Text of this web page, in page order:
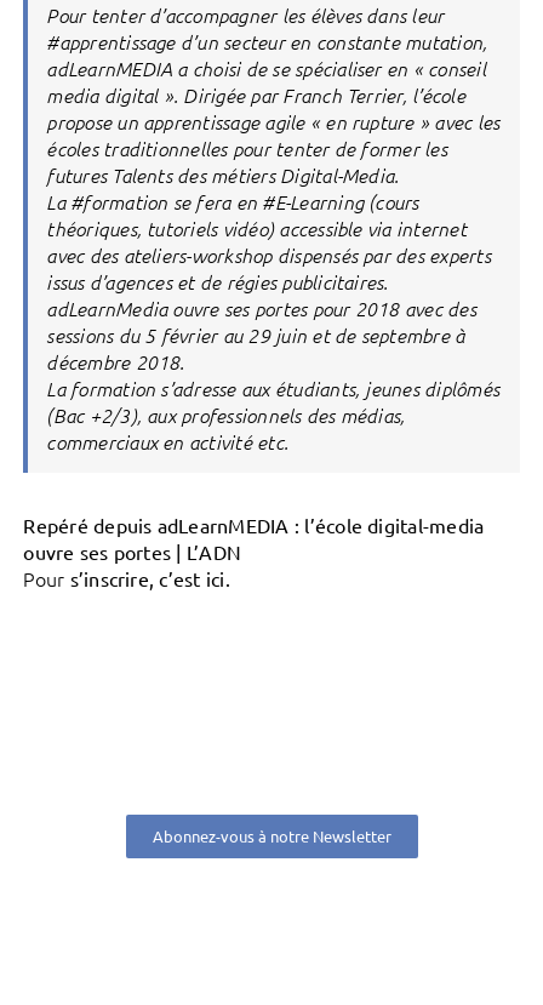
Pour tenter d’accompagner les élèves dans leur
#apprentissage d’un secteur en constante mutation,
adLearnMEDIA a choisi de se spécialiser en « conseil
media digital ». Dirigée par Franch Terrier, l’école
propose un apprentissage agile « en rupture » avec les
écoles traditionnelles pour tenter de former les
futures Talents des métiers Digital-Media.
La #formation se fera en #E-Learning (cours
théoriques, tutoriels vidéo) accessible via internet
avec des ateliers-workshop dispensés par des experts
issus d’agences et de régies publicitaires.
adLearnMedia ouvre ses portes pour 2018 avec des
sessions du 5 février au 29 juin et de septembre à
décembre 2018.
La formation s’adresse aux étudiants, jeunes diplômés
(Bac +2/3), aux professionnels des médias,
commerciaux en activité etc.
Repéré depuis adLearnMEDIA : l’école digital-media
ouvre ses portes | L’ADN
Pour s’inscrire, c’est ici.
Abonnez-vous à notre Newsletter